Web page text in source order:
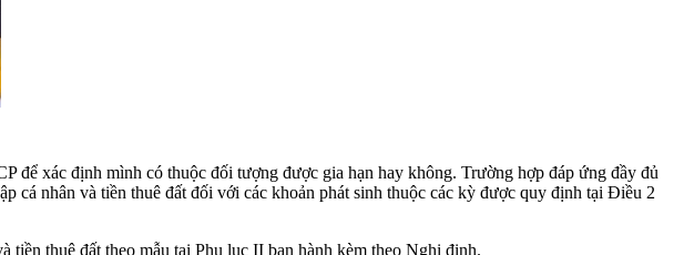
xác định mình có thuộc đối tượng được gia hạn hay không. Trường hợp đáp ứng đầy đủ
cá nhân và tiền thuê đất đối với các khoản phát sinh thuộc các kỳ được quy định tại Điều 2
thuê đất theo mẫu tại Phụ lục II ban hành kèm theo Nghị định.